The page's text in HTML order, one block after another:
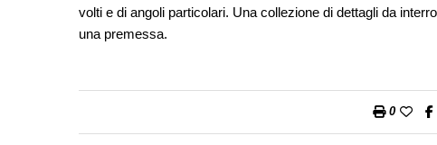
volti e di angoli particolari. Una collezione di dettagli da
una premessa.
0